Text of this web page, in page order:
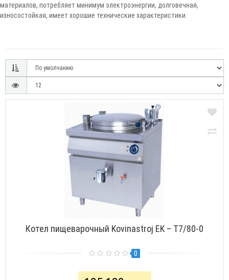
материалов, потребляет минимум электроэнергии, долговечная,
износостойкая, имеет хорошие технические характеристики.
Котел пищеварочный Kovinastroj EK – Т7/80-0
0